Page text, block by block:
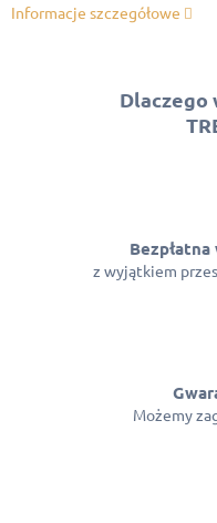
Informacje szczegółowe
Dlaczego
Bezpłatna
z wyjątkiem
Możemy